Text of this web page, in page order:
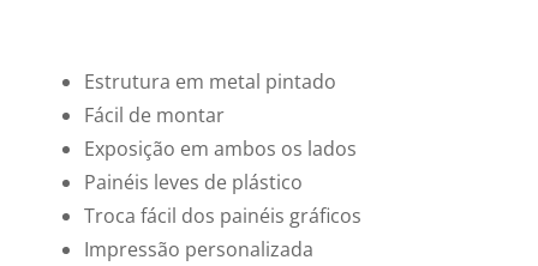
Estrutura em metal pintado
Fácil de montar
Exposição em ambos os lados
Painéis leves de plástico
Troca fácil dos painéis gráficos
Impressão personalizada